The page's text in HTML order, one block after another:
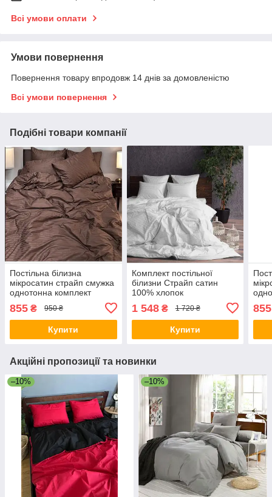
Всі умови оплати
Умови повернення
Повернення товару впродовж 14 днів за домовленістю
Всі умови повернення
Подібні товари компанії
Постільна білизна
мікросатин страйп смужка
однотонна комплект
двоспальний євро
сімейний Шоколад
855 ₴ 950 ₴
Купити
Комплект постільної
білизни Страйп сатин
100% хлопок
1 548₴ 1 720 ₴
Купити
855
Акційні пропозиції та новинки
–10% –10%